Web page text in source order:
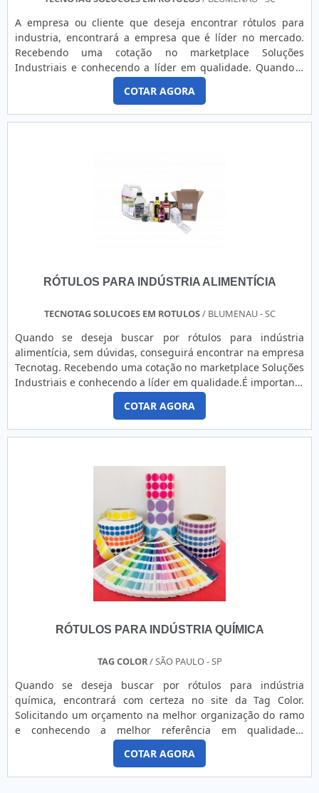
A empresa ou cliente que deseja encontrar rótulos para
industria, encontrará a empresa que é líder no mercado.
Recebendo uma cotação no marketplace Soluções
Industriais e conhecendo a líder em qualidade. Quando o
desejo é por rótulos para industria, com os colaboradores
da Tecnotag poderá encontrar assertividade com
pagamento acessível.OUTRAS INFORMAÇÕES SOBRE
RÓTULOS PARA INDUSTRIAHá muitas maneiras eficientes de
COTAR AGORA
RÓTULOS PARA INDÚSTRIA ALIMENTÍCIA
TECNOTAG SOLUCOES EM ROTULOS/ BLUMENAU - SC
Quando se deseja buscar por rótulos para indústria
alimentícia, sem dúvidas, conseguirá encontrar na empresa
Tecnotag. Recebendo uma cotação no marketplace Soluções
Industriais e conhecendo a líder em qualidade.É importante
lembrar que o produto deve sempre ser adquirido com
empresas especializadas no segmento. Esse tipo de
cuidado ajuda a garantir a qualidade e durabilidade dos
materiais, além de evitar prejuízos com substituições freq...
COTAR AGORA
RÓTULOS PARA INDÚSTRIA QUÍMICA
TAG COLOR/ SÃO PAULO - SP
Quando se deseja buscar por rótulos para indústria
química, encontrará com certeza no site da Tag Color.
Solicitando um orçamento na melhor organização do ramo
e conhecendo a melhor referência em qualidade.É
importante lembrar que o produto deve sempre ser
adquirido com empresas especializadas no segmento. Esse
tipo de cuidado ajuda a garantir a qualidade e durabilidade
COTAR AGORA